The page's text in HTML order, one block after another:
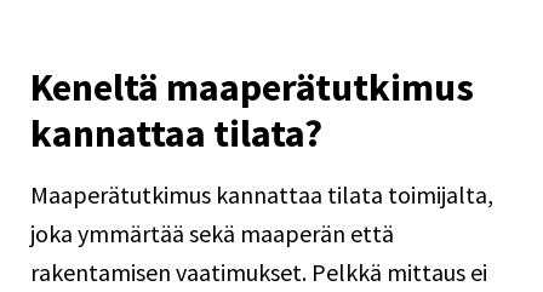
Keneltä maaperätutkimus
kannattaa tilata?
Maaperätutkimus kannattaa tilata toimijalta,
joka ymmärtää sekä maaperän että
rakentamisen vaatimukset. Pelkkä mittaus ei